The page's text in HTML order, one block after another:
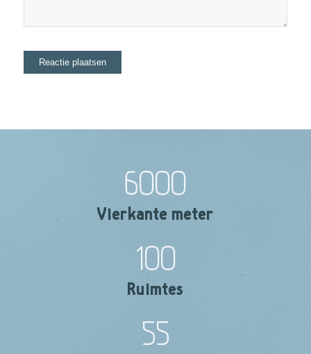
6000
Vierkante meter
100
Ruimtes
55